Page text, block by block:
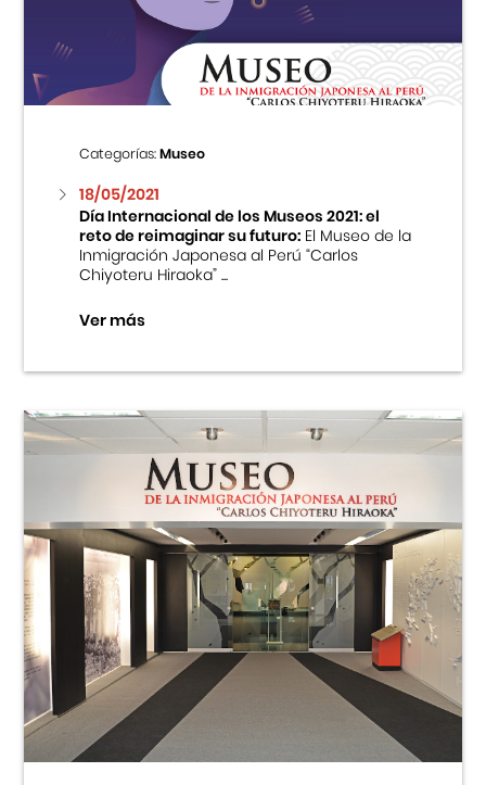
Centro Cultural Peruano Japonés
Cursos
Museo de la Inmigración Japonesa
Fondo Editorial
Teatro Peruano Japonés
Categorías:Museo
18/05/2021
Día Internacional de los Museos 2021: el
reto de reimaginar su futuro:El Museo de la
Inmigración Japonesa al Perú “Carlos
Chiyoteru Hiraoka” ...
Ver más